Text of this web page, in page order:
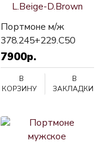
Портмоне м/ж
378.245+229.C50
L.Beige-D.Brown
7900р.
В
КОРЗИНУ
В
ЗАКЛАДКИ